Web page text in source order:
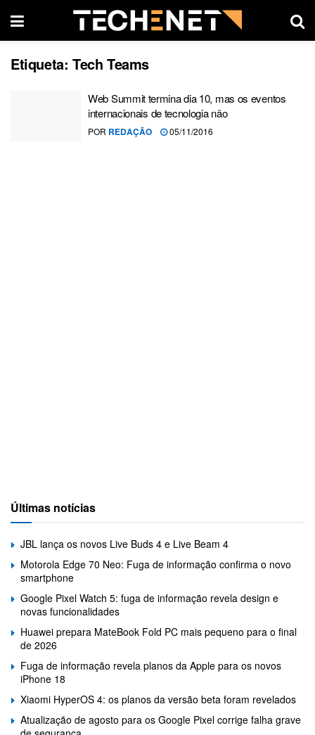
Etiqueta: Tech Teams
Web Summit termina dia 10, mas os eventos
internacionais de tecnologia não
POR REDAÇÃO 05/11/2016
Últimas notícias
JBL lança os novos Live Buds 4 e Live Beam 4
Motorola Edge 70 Neo: Fuga de informação confirma o novo
smartphone
Google Pixel Watch 5: fuga de informação revela design e
novas funcionalidades
Huawei prepara MateBook Fold PC mais pequeno para o final
de 2026
Fuga de informação revela planos da Apple para os novos
iPhone 18
Xiaomi HyperOS 4: os planos da versão beta foram revelados
Atualização de agosto para os Google Pixel corrige falha grave